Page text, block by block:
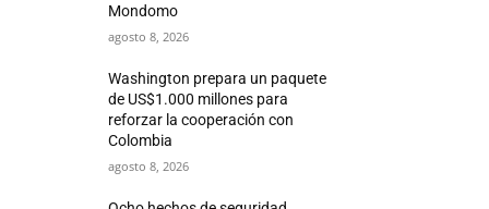
Mondomo
agosto 8, 2026
Washington prepara un paquete
de US$1.000 millones para
reforzar la cooperación con
Colombia
agosto 8, 2026